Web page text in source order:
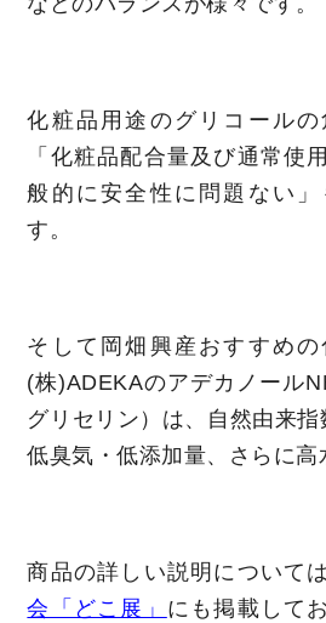
化粧品用途のグリコール
「化粧品配合量及び通常使
般的に安全性に問題ない
す。
そして岡畑興産おすすめの
(株)ADEKAのアデカノール
グリセリン）は、自然由来指
低臭気・低添加量、さらに高
商品の詳しい説明について
会「どこ展」 にも掲載して